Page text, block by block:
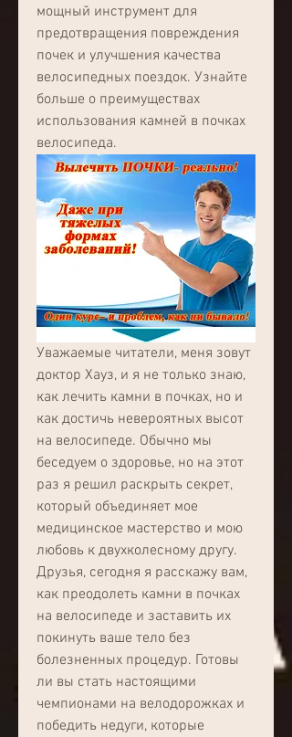
мощный инструмент для
предотвращения повреждения
почек и улучшения качества
велосипедных поездок. Узнайте
больше о преимуществах
использования камней в почках
велосипеда.
Уважаемые читатели, меня зовут
доктор Хауз, и я не только знаю,
как лечить камни в почках, но и
как достичь невероятных высот
на велосипеде. Обычно мы
беседуем о здоровье, но на этот
раз я решил раскрыть секрет,
который объединяет мое
медицинское мастерство и мою
любовь к двухколесному другу.
Друзья, сегодня я расскажу вам,
как преодолеть камни в почках
на велосипеде и заставить их
покинуть ваше тело без
болезненных процедур. Готовы
ли вы стать настоящими
чемпионами на велодорожках и
победить недуги, которые